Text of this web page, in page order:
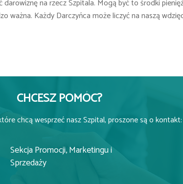
na rzecz Szpitala. Mogą być to środki
ważna. Każdy Darczyńca może liczyć na naszą
CHCESZ POMÓC?
chcą wesprzeć nasz Szpital, proszone są o kontakt:
Sekcja Promocji, Marketingu i
Sprzedaży